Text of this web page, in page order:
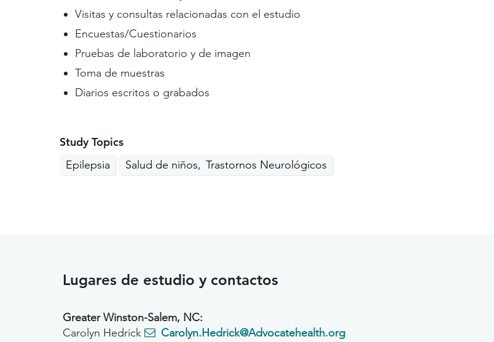
Visitas y consultas relacionadas con el estudio
Encuestas/Cuestionarios
Pruebas de laboratorio y de imagen
Toma de muestras
Diarios escritos o grabados
Study Topics
Epilepsia Salud de niños, bebés y adolescentes
Trastornos Neurológicos
Lugares de estudio y contactos
Greater Winston-Salem, NC:
Carolyn Hedrick
Carolyn.Hedrick@Advocatehealth.org